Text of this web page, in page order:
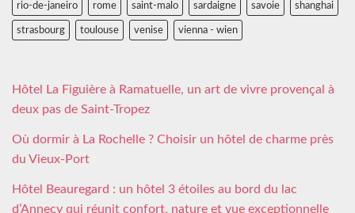
rio-de-janeiro rome saint-malo sardaigne savoie shanghai
strasbourg toulouse venise vienna - wien
Hôtel La Figuière à Ramatuelle, un art de vivre provençal à
deux pas de Saint-Tropez
Où dormir à La Rochelle ? Choisir un hôtel de charme près
du Vieux-Port
Hôtel Beauregard : un hôtel 3 étoiles au bord du lac
d’Annecy qui réunit confort, nature et vue exceptionnelle